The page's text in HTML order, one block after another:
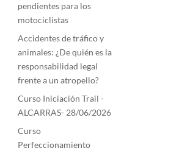
pendientes para los
motociclistas
Accidentes de tráfico y
animales: ¿De quién es la
responsabilidad legal
frente a un atropello?
Curso Iniciación Trail -
ALCARRAS- 28/06/2026
Curso
Perfeccionamiento